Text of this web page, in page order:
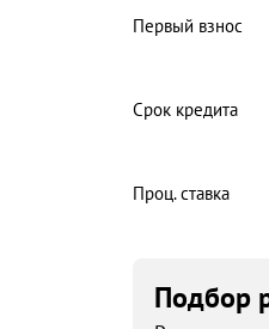
Первый взнос
Срок кредита
Проц. ставка
Подбор